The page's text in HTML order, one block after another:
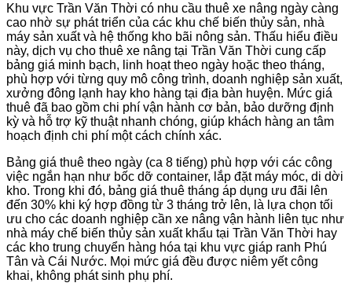
Khu vực Trần Văn Thời có nhu cầu thuê xe nâng ngày càng
cao nhờ sự phát triển của các khu chế biến thủy sản, nhà
máy sản xuất và hệ thống kho bãi nông sản. Thấu hiểu điều
này, dịch vụ cho thuê xe nâng tại Trần Văn Thời cung cấp
bảng giá minh bạch, linh hoạt theo ngày hoặc theo tháng,
phù hợp với từng quy mô công trình, doanh nghiệp sản xuất,
xưởng đông lạnh hay kho hàng tại địa bàn huyện. Mức giá
thuê đã bao gồm chi phí vận hành cơ bản, bảo dưỡng định
kỳ và hỗ trợ kỹ thuật nhanh chóng, giúp khách hàng an tâm
hoạch định chi phí một cách chính xác.
Bảng giá thuê theo ngày (ca 8 tiếng) phù hợp với các công
việc ngắn hạn như bốc dỡ container, lắp đặt máy móc, di dời
kho. Trong khi đó, bảng giá thuê tháng áp dụng ưu đãi lên
đến 30% khi ký hợp đồng từ 3 tháng trở lên, là lựa chọn tối
ưu cho các doanh nghiệp cần xe nâng vận hành liên tục như
nhà máy chế biến thủy sản xuất khẩu tại Trần Văn Thời hay
các kho trung chuyển hàng hóa tại khu vực giáp ranh Phú
Tân và Cái Nước. Mọi mức giá đều được niêm yết công
khai, không phát sinh phụ phí.